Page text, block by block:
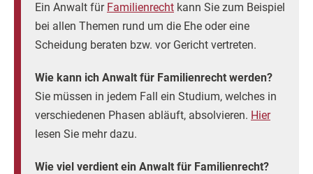
Ein Anwalt für Familienrecht kann Sie zum Beispiel
bei allen Themen rund um die Ehe oder eine
Scheidung beraten bzw. vor Gericht vertreten.
Wie kann ich Anwalt für Familienrecht werden?
Sie müssen in jedem Fall ein Studium, welches in
verschiedenen Phasen abläuft, absolvieren. Hier
lesen Sie mehr dazu.
Wie viel verdient ein Anwalt für Familienrecht?